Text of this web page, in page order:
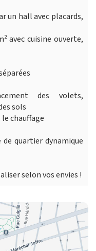
un hall avec placards,
avec cuisine ouverte,
des volets,
sols
chauffage
quartier dynamique
selon vos envies !